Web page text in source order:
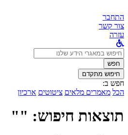
התחבר
צור קשר
עזרה
לחפש
ב:חפש
חיפוש מתקדם
חפש ב:
הכל מאמרים מלאים ציטוטים ארכיון
תוצאות חיפוש: ""